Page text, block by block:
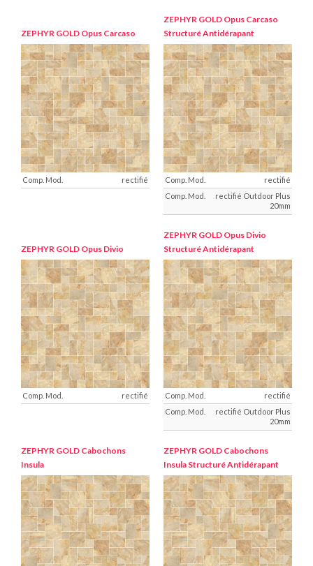
ZEPHYR GOLD Opus Carcaso
rectifié
ZEPHYR GOLD Opus Carcaso
Structuré Antidérapant
rectifié
rectifié Outdoor Plus
20mm
ZEPHYR GOLD Opus Divio
rectifié
ZEPHYR GOLD Opus Divio
Structuré Antidérapant
rectifié
rectifié Outdoor Plus
20mm
ZEPHYR GOLD Cabochons
Insula
ZEPHYR GOLD Cabochons
Insula Structuré Antidérapant